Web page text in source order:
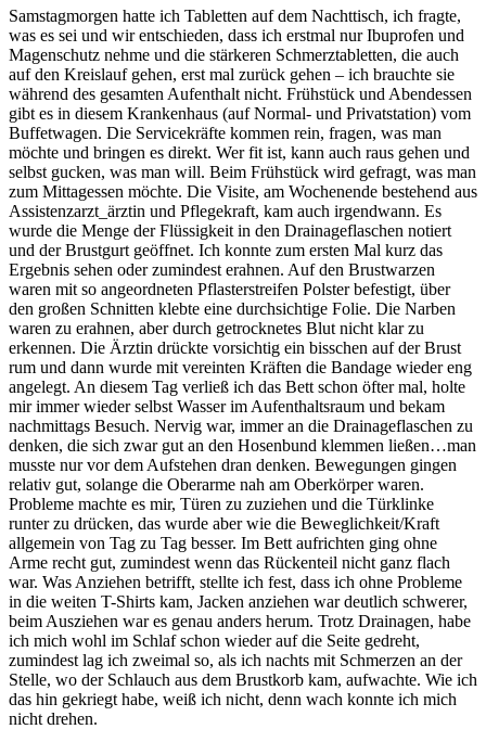
Samstagmorgen hatte ich Tabletten auf dem Nachttisch, ich fragte,
was es sei und wir entschieden, dass ich erstmal nur Ibuprofen und
Magenschutz nehme und die stärkeren Schmerztabletten, die auch
auf den Kreislauf gehen, erst mal zurück gehen – ich brauchte sie
während des gesamten Aufenthalt nicht. Frühstück und Abendessen
gibt es in diesem Krankenhaus (auf Normal- und Privatstation) vom
Buffetwagen. Die Servicekräfte kommen rein, fragen, was man
möchte und bringen es direkt. Wer fit ist, kann auch raus gehen und
selbst gucken, was man will. Beim Frühstück wird gefragt, was man
zum Mittagessen möchte. Die Visite, am Wochenende bestehend aus
Assistenzarzt_ärztin und Pflegekraft, kam auch irgendwann. Es
wurde die Menge der Flüssigkeit in den Drainageflaschen notiert
und der Brustgurt geöffnet. Ich konnte zum ersten Mal kurz das
Ergebnis sehen oder zumindest erahnen. Auf den Brustwarzen
waren mit so angeordneten Pflasterstreifen Polster befestigt, über
den großen Schnitten klebte eine durchsichtige Folie. Die Narben
waren zu erahnen, aber durch getrocknetes Blut nicht klar zu
erkennen. Die Ärztin drückte vorsichtig ein bisschen auf der Brust
rum und dann wurde mit vereinten Kräften die Bandage wieder eng
angelegt. An diesem Tag verließ ich das Bett schon öfter mal, holte
mir immer wieder selbst Wasser im Aufenthaltsraum und bekam
nachmittags Besuch. Nervig war, immer an die Drainageflaschen zu
denken, die sich zwar gut an den Hosenbund klemmen ließen…man
musste nur vor dem Aufstehen dran denken. Bewegungen gingen
relativ gut, solange die Oberarme nah am Oberkörper waren.
Probleme machte es mir, Türen zu zuziehen und die Türklinke
runter zu drücken, das wurde aber wie die Beweglichkeit/Kraft
allgemein von Tag zu Tag besser. Im Bett aufrichten ging ohne
Arme recht gut, zumindest wenn das Rückenteil nicht ganz flach
war. Was Anziehen betrifft, stellte ich fest, dass ich ohne Probleme
in die weiten T-Shirts kam, Jacken anziehen war deutlich schwerer,
beim Ausziehen war es genau anders herum. Trotz Drainagen, habe
ich mich wohl im Schlaf schon wieder auf die Seite gedreht,
zumindest lag ich zweimal so, als ich nachts mit Schmerzen an der
Stelle, wo der Schlauch aus dem Brustkorb kam, aufwachte. Wie ich
das hin gekriegt habe, weiß ich nicht, denn wach konnte ich mich
nicht drehen.